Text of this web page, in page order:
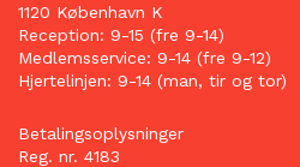
1120 København K
Reception: 9-15 (fre 9-14)
Medlemsservice: 9-14 (fre 9-12)
Hjertelinjen: 9-14 (man, tir og tor)
Betalingsoplysninger
Reg. nr. 4183